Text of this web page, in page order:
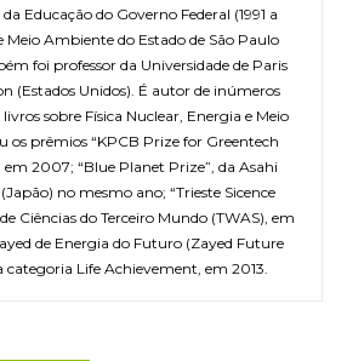
Educação do Governo Federal (1991 a
Meio Ambiente do Estado de São Paulo
foi professor da Universidade de Paris
(Estados Unidos). É autor de inúmeros
sobre Física Nuclear, Energia e Meio
os prêmios “KPCB Prize for Greentech
2007; “Blue Planet Prize”, da Asahi
no mesmo ano; “Trieste Sicence
Ciências do Terceiro Mundo (TWAS), em
de Energia do Futuro (Zayed Future
categoria Life Achievement, em 2013.